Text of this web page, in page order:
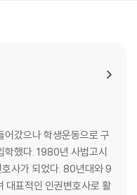
갔으나 학생운동으로 구
학했다. 1980년 사법고시
사가 되었다. 80년대와 9
대표적인 인권변호사로 활